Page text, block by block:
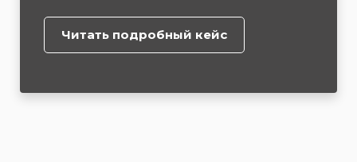
Читать подробный кейс